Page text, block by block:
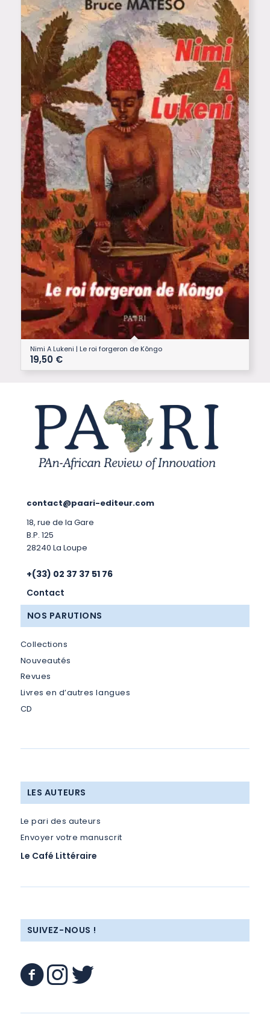
Nimi A Lukeni | Le roi forgeron de Kôngo
19,50 €
contact@paari-editeur.com
18, rue de la Gare
B.P. 125
28240 La Loupe
+(33) 02 37 37 51 76
Contact
NOS PARUTIONS
Collections
Nouveautés
Revues
Livres en d’autres langues
CD
LES AUTEURS
Le pari des auteurs
Envoyer votre manuscrit
Le Café Littéraire
SUIVEZ-NOUS !